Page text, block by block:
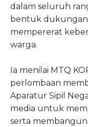
dalam seluruh
bentuk dukungan
mempererat
warga.
Ia menilai MTQ
perlombaan
Aparatur Sipil
media untuk
serta